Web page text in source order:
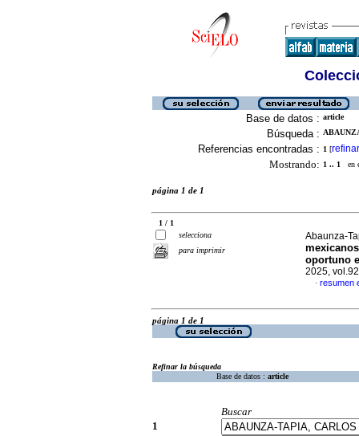
Base de datos : article
Búsqueda :
Referencias encontradas : 1 [refinar
Mostrando: 1 .. 1 en
página 1 de 1
1 / 1
selecciona
para imprimir
Abaunza-
oportuno
2025,
· resumen
página 1 de 1
Refinar la búsqueda
Base de datos : article
Buscar
1